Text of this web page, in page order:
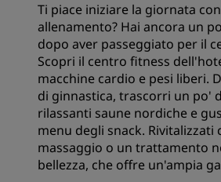
Ti piace iniziare la giornata
allenamento? Hai ancora un
dopo aver passeggiato per il
Scopri il centro fitness
macchine cardio e pesi liberi.
di ginnastica, trascorri un po'
rilassanti saune nordiche e
menu degli snack. Rivitalizzati
massaggio o un trattamento
bellezza, che offre un'ampia